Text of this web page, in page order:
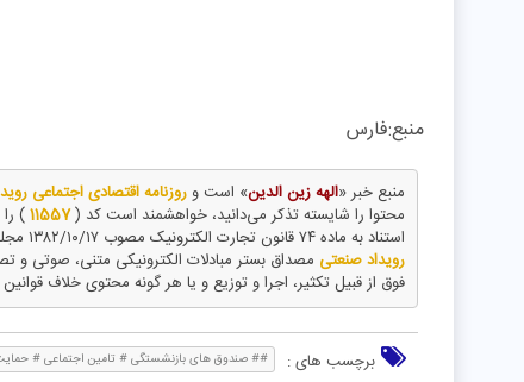
منبع:فارس
منبع خبر «الهه زین الدین» است و روزنامه اقتصادی اجتماعی
محتوا را شایسته تذکر می‌دانید، خواهشمند است کد (11557
)
استناد به ماده ۷۴ قانون تجارت الکترونیک مصوب ۱۳۸۲/۱۰/۱۷ مجلس شورای اسلامی و با عنایت به اینکه
رویداد صنعتی مصداق بستر مبادلات الکترونیکی متنی، صوتی
فوق از قبیل تکثیر، اجرا و توزیع و یا هر گونه محتوی خلاف
برچسب های : ## صندوق های بازنشستگی # تامین اجتماعی #